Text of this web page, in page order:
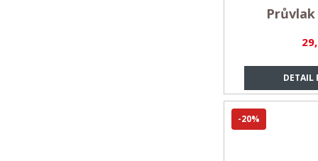
DETAIL
-20%